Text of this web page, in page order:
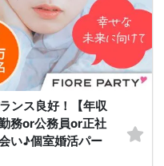
ンス良好！【年収
務or公務員or正社
い♪個室婚活パー